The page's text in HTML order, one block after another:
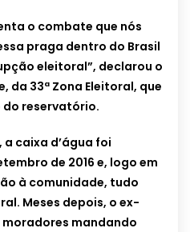
o combate que nós
praga dentro do Brasil
eleitoral”, declarou o
da 33ª Zona Eleitoral, que
reservatório.
caixa d’água foi
de 2016 e, logo em
à comunidade, tudo
Meses depois, o ex-
mandando